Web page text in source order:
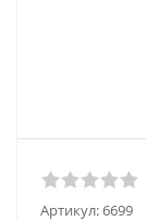
Артикул:6699